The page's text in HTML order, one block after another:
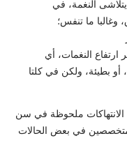
يتلاشى النغمة، في
وغالبا ما تنفس؛
ارتفاع النغمات، أي
أو بطيئة، ولكن في كلتا
الانتهاكات ملحوظة في سن
في بعض الحالات